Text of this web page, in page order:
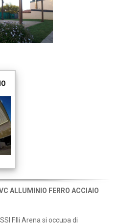
ALLUMINIO FERRO ACCIAIO
F.lli Arena si occupa di